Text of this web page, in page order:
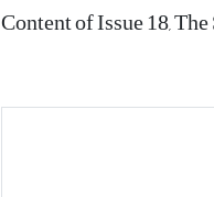
Content of Issue 18,